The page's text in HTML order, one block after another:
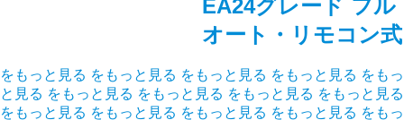
EA24グレード フル
オート・リモコン式
をもっと見る をもっと見る をもっと見る をもっと見る をもっ
と見る をもっと見る をもっと見る をもっと見る をもっと見る
をもっと見る をもっと見る をもっと見る をもっと見る をもっ